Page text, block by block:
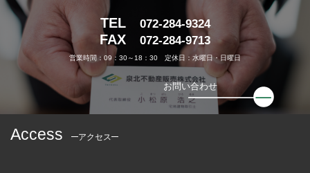
TEL 072-284-9324
FAX 072-284-9713
営業時間：09：30～18：30 定休日：水曜日・日曜日
お問い合わせ
Access アクセス